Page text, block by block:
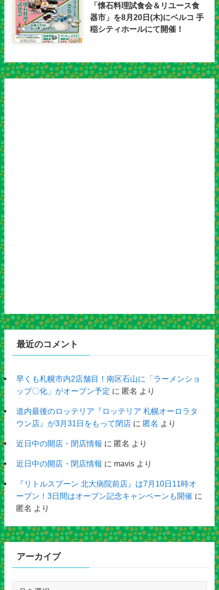
「懐石料理試食会＆リユース食
器市」を8月20日(木)にベルコ 手
稲シティホールにて開催！
最近のコメント
早くも札幌市内2店舗目！南区石山に「ラーメンショ
ップ〇化」がオープン予定 に 匿名 より
道内最後のロッテリア『ロッテリア 札幌オーロラタ
ウン店』が3月31日をもって閉店に 匿名 より
近日中の開店・閉店情報 に 匿名 より
近日中の開店・閉店情報 に mavisより
『リトルスプーン 北大病院前店』は7月10日11時オ
ープン！3日間はオープン記念キャンペーンも開催 に
匿名 より
アーカイブ